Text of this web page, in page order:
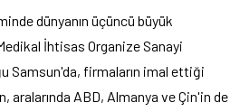
dünyanın üçüncü büyük
İhtisas Organize Sanayi
Samsun'da, firmaların imal ettiği
aralarında ABD, Almanya ve Çin'in de